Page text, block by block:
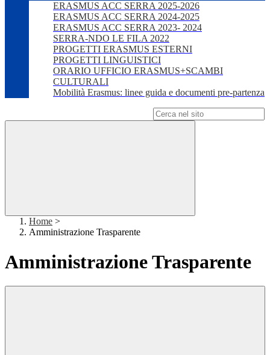
ERASMUS ACC SERRA 2025-2026
ERASMUS ACC SERRA 2024-2025
ERASMUS ACC SERRA 2023- 2024
SERRA-NDO LE FILA 2022
PROGETTI ERASMUS ESTERNI
PROGETTI LINGUISTICI
ORARIO UFFICIO ERASMUS+SCAMBI
CULTURALI
Mobilità Erasmus: linee guida e documenti pre-partenza
Home >
Amministrazione Trasparente
Amministrazione Trasparente